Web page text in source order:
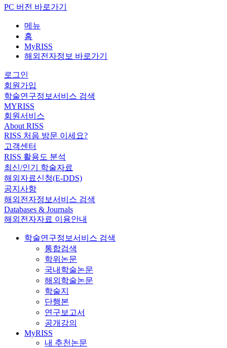
PC 버전 바로가기
메뉴
홈
MyRISS
해외전자정보 바로가기
로그인
회원가입
학술연구정보서비스 검색
MYRISS
회원서비스
About RISS
RISS 처음 방문 이세요?
고객센터
RISS 활용도 분석
최신/인기 학술자료
해외자료신청(E-DDS)
공지사항
해외전자정보서비스 검색
Databases & Journals
해외전자자료 이용안내
학술연구정보서비스 검색
통합검색
학위논문
국내학술논문
해외학술논문
학술지
단행본
연구보고서
공개강의
MyRISS
내 추천논문